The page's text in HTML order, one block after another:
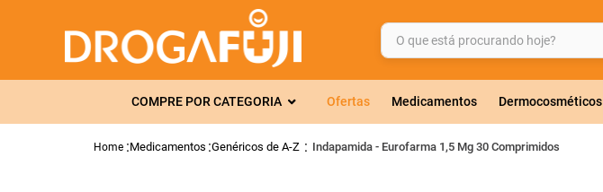
O que está procurando hoje?
COMPRE POR CATEGORIA Ofertas Medicamentos Dermocosméticos
Medicamentos Genéricos de A-Z Indapamida - Eurofarma 1,5 Mg 30 Comprimidos
TERMOS MAIS BUSCADOS
2 º
gelmax